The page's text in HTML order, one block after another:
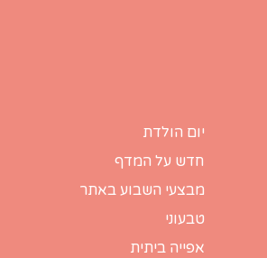
יום הולדת
חדש על המדף
מבצעי השבוע באתר
טבעוני
אפייה ביתית